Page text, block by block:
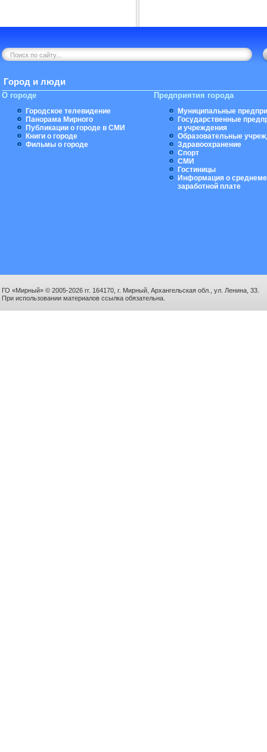
Город и люди
О городе
Городское телевидение
Панорама Мирного
Публикации о городе в СМИ
Книги о городе
Фильмы о городе
Предприятия города
Муниципальные
Государственные
и учреждения
Образовательные
Здравоохранение
Спорт
СМИ
Гостиницы
Информация о
заработной плате
ГО «Мирный» © 2005-2026 гг. 164170, г. Мирный, Архангельская обл., ул. Ленина, 33.
При использовании материалов ссылка обязательна.